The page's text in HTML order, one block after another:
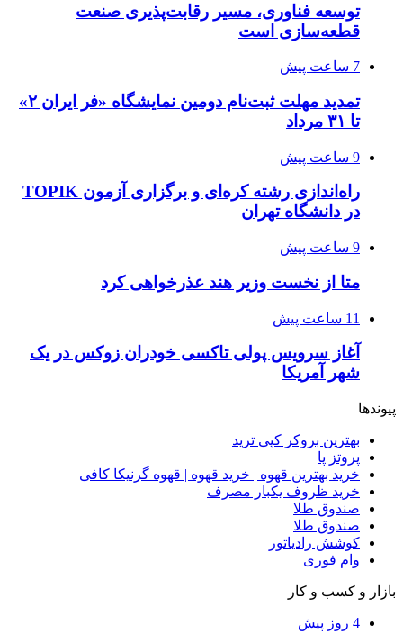
توسعه فناوری، مسیر رقابت‌پذیری صنعت
قطعه‌سازی است
7 ساعت پیش
تمدید مهلت ثبت‌نام دومین نمایشگاه «فر ایران ۲»
تا ۳۱ مرداد
9 ساعت پیش
راه‌اندازی رشته کره‌ای و برگزاری آزمون TOPIK
در دانشگاه تهران
9 ساعت پیش
متا از نخست وزیر هند عذرخواهی کرد
11 ساعت پیش
آغاز سرویس پولی تاکسی خودران زوکس در یک
شهر آمریکا
پیوندها
بهترین بروکر کپی ترید
پروتز پا
خرید بهترین قهوه | خرید قهوه | قهوه گرنیکا کافی
خرید ظروف یکبار مصرف
صندوق طلا
صندوق طلا
کوشش رادیاتور
وام فوری
بازار و کسب و کار
4 روز پیش